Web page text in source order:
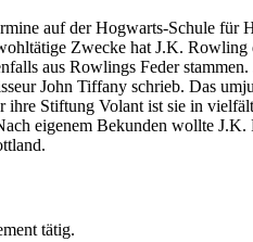
auf der Hogwarts-Schule für
Zwecke hat J.K.
aus Rowlings Feder
John Tiffany schrieb. Das
ihre Stiftung Volant ist sie in
eigenem Bekunden wollte
tätig.